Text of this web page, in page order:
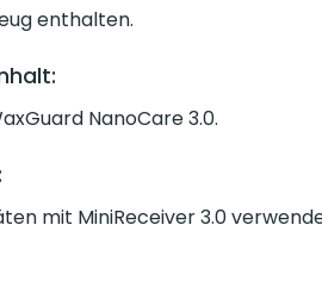
enthalten.
NanoCare 3.0.
mit MiniReceiver 3.0